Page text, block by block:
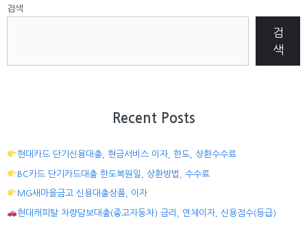
검색
검
색
Recent Posts
현대카드 단기신용대출, 현금서비스 이자, 한도, 상환수수료
BC카드 단기카드대출 한도복원일, 상환방법, 수수료
MG새마을금고 신용대출상품, 이자
현대캐피탈 차량담보대출(중고자동차) 금리, 연체이자, 신용점수(등급)